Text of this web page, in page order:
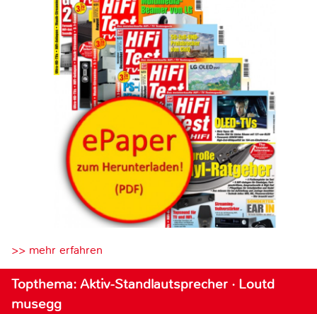
>> mehr erfahren
Topthema: Aktiv-Standlautsprecher · Loutd
musegg